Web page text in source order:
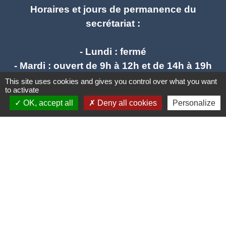
Horaires et jours de permanence du
secrétariat :
- Lundi : fermé
- Mardi : ouvert de 9h à 12h et de 14h à 19h
- Mercredi : ouvert de 9h à 12h - fermé l'après
midi
- Jeudi : ouvert de 9h à 12h et de 14h à 17h
This site uses cookies and gives you control over what you want
to activate
OK, accept all
Deny all cookies Personalize